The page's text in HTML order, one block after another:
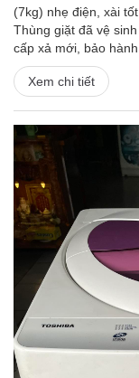
(7kg) nhẹ điện, xài
Thùng giặt đã vệ
cấp xả mới, bảo hành
Xem chi tiết